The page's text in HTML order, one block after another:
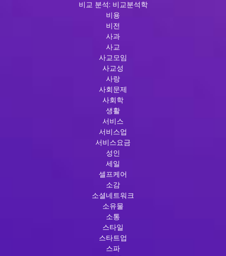
비교 분석: 비교분석학
비용
비전
사과
사교
사교모임
사교성
사랑
사회문제
사회학
생활
서비스
서비스업
서비스요금
성인
세일
셀프케어
소감
소셜네트워크
소유물
소통
스타일
스타트업
스파